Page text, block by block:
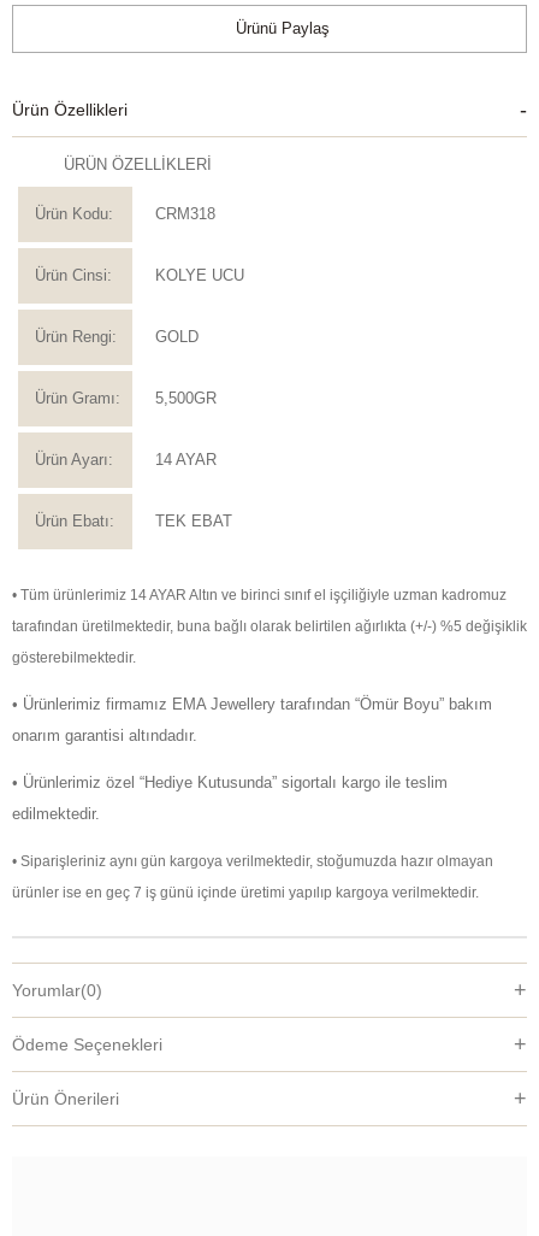
Ürünü Paylaş
Ürün Özellikleri
ÜRÜN ÖZELLİKLERİ
Ürün Kodu: CRM318
Ürün Cinsi: KOLYE UCU
Ürün Rengi: GOLD
Ürün Gramı: 5,500GR
Ürün Ayarı: 14 AYAR
Ürün Ebatı: TEK EBAT
• Tüm ürünlerimiz 14 AYAR Altın ve birinci sınıf el işçiliğiyle uzman kadromuz
tarafından üretilmektedir, buna bağlı olarak belirtilen ağırlıkta (+/-) %5 değişiklik
gösterebilmektedir.
• Ürünlerimiz firmamız EMA Jewellery tarafından “Ömür Boyu” bakım
onarım garantisi altındadır.
• Ürünlerimiz özel “Hediye Kutusunda” sigortalı kargo ile teslim
edilmektedir.
• Siparişleriniz aynı gün kargoya verilmektedir, stoğumuzda hazır olmayan
ürünler ise en geç 7 iş günü içinde üretimi yapılıp kargoya verilmektedir.
Yorumlar(0)
Ödeme Seçenekleri
Ürün Önerileri